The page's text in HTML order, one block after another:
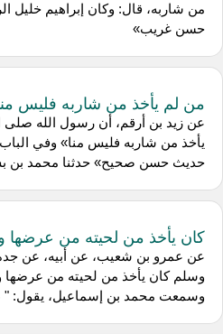
من شاربه، قال: وكان إبراهيم خليل
حسن غريب»
من لم يأخذ من شاربه فليس
عن زيد بن أرقم، أن رسول الله صلى
يأخذ من شاربه فليس منا» وفي
حديث حسن صحيح» حدثنا محمد بن
كان يأخذ من لحيته من عرضها
عن عمرو بن شعيب، عن أبيه، عن
وسلم كان يأخذ من لحيته من عرضها
وسمعت محمد بن إسماعيل، يقول: